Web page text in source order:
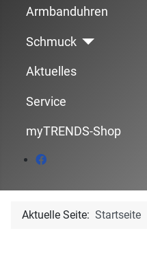
Armbanduhren
Schmuck
Aktuelles
Service
myTRENDS-Shop
Aktuelle Seite: Startseite